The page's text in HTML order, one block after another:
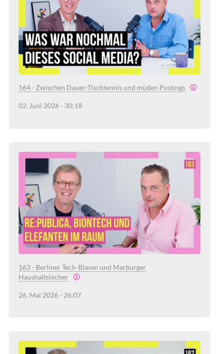
164 - Zwischen Dauer-Tischtennis und müden Postings
02. Juni 2026 - 30:18
163 - Berliner Tech-Blasen und Marburger
Haushaltslöcher
26. Mai 2026 - 26:07